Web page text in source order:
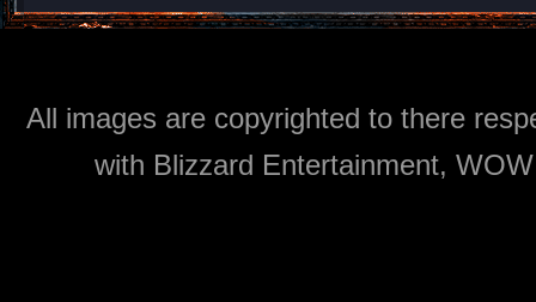
All images are copyrighted to there
with Blizzard Entertainment,